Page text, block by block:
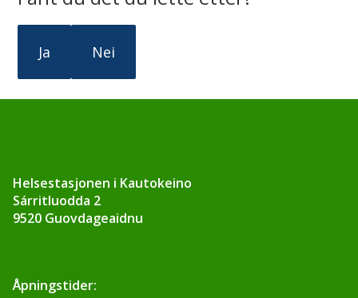
Ja Nei
Helsestasjonen i Kautokeino
Sárritluodda 2
9520 Guovdageaidnu
Åpningstider: